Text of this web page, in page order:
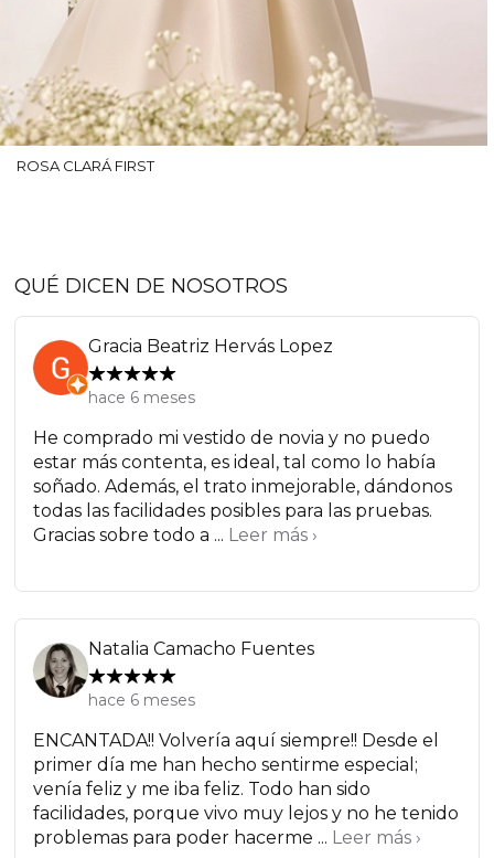
ROSA CLARÁ FIRST
QUÉ DICEN DE NOSOTROS
Gracia Beatriz Hervás Lopez
hace 6 meses
He comprado mi vestido de novia y no puedo
estar más contenta, es ideal, tal como lo había
soñado. Además, el trato inmejorable, dándonos
todas las facilidades posibles para las pruebas.
Gracias sobre todo a ... Leer más ›
Natalia Camacho Fuentes
hace 6 meses
ENCANTADA!! Volvería aquí siempre!! Desde el
primer día me han hecho sentirme especial;
venía feliz y me iba feliz. Todo han sido
facilidades, porque vivo muy lejos y no he tenido
problemas para poder hacerme ... Leer más ›